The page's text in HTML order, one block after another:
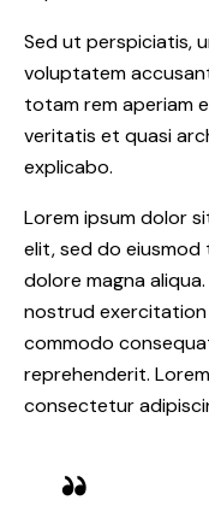
Sed ut perspiciatis,
voluptatem
totam rem aperiam
veritatis et quasi
explicabo.
Lorem ipsum dolor
elit, sed do
dolore magna
nostrud exercitation
commodo
reprehenderit.
consectetur